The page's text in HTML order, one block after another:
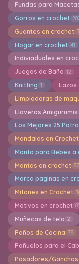
Fundas para
Gorros en crochet
Guantes en crochet
Hogar en crochet 41
Indiviaduales en
Juegos de Baño 12
Knitting 1 Lazos
Limpiadoras de
Llaveros Amigurumis
Los Mejores 25
Mandalas en Crochet
Manta para Bebes a
Mantas en crochet
Marca paginas en
Mitones en Crochet
Motivos en crochet
Muñecas de tela 2
Paños de Cocina 78
Pañuelos para el
Pasadores/Ganchos